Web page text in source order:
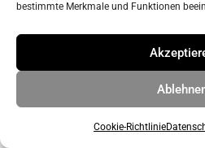
bestimmte Merkmale und Funktionen
Cookie-Richtlinie